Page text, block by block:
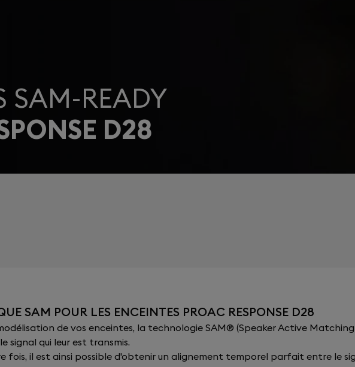
SAM-READY
D28
SAM POUR LES ENCEINTES PROAC RESPONSE D28
de vos enceintes, la technologie SAM® (Speaker Active
signal qui leur est transmis.
fois, il est ainsi possible d'obtenir un alignement temporel parfait entre le